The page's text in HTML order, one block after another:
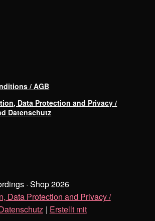
/ AGB
Data Protection and Privacy /
Datenschutz
· Shop 2026
Data Protection and Privacy /
Erstellt mit